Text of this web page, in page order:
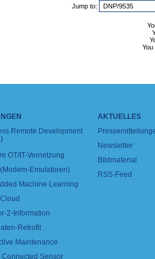
Jump to:
You
Remote Development
OT/IT-Vernetzung
Emulatoren)
Machine Learning
2-Information
Retrofit
Maintenance
Connected Sensor
AKTUELLES
Newsletter
Bildmaterial
RSS-Feed